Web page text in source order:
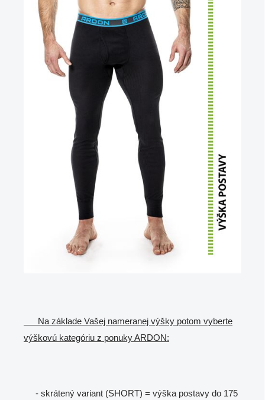
Na základe Vašej nameranej výšky potom vyberte
výškovú kategóriu z ponuky ARDON:
- skrátený variant (SHORT) = výška postavy do 175